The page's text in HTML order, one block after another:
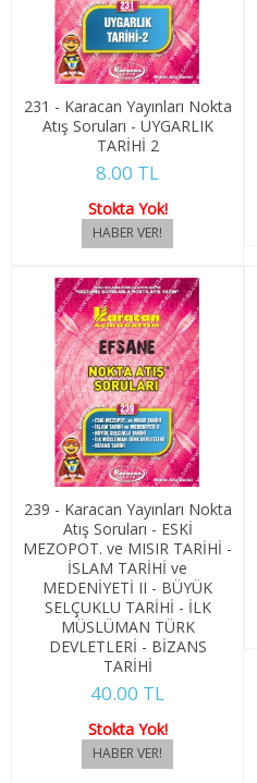
1. SINIF 1. YARIYIL
1. SINIF 2. YARIYIL
2. SINIF 3. YARIYIL
2. SINIF 4. YARIYIL MENKUL
MUHASEBE VE VERGİ
1. SINIF 2. YARIYIL
2. SINIF 3. YARIYIL
2. SINIF 4. YARIYIL
ÖZEL GÜVENLİK VE KORUMA
1. SINIF 1. YARIYIL ÖZEL
1. SINIF 2. YARIYIL ÖZEL
2. SINIF 3. YARIYIL ÖZEL
2. SINIF 4. YARIYIL ÖZEL
1. SINIF 1. YARIYIL
231 - Karacan Yayınları Nokta
Atış Soruları - UYGARLIK
TARİHİ 2
8.00 TL
Stokta Yok!
239 - Karacan Yayınları Nokta
Atış Soruları - ESKİ
MEZOPOT. ve MISIR TARİHİ -
İSLAM TARİHİ ve
MEDENİYETİ II - BÜYÜK
SELÇUKLU TARİHİ - İLK
MÜSLÜMAN TÜRK
DEVLETLERİ - BİZANS
TARİHİ
40.00 TL
Stokta Yok!